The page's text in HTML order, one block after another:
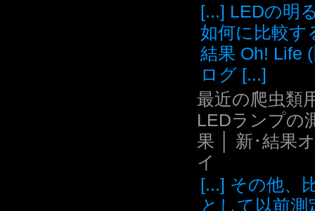
[...] LEDの明
如何に比較す
結果 Oh! Life
ログ [...]
最近の爬虫類
LEDランプの
果 │ 新･結果
イ
[...] その他、
として以前測